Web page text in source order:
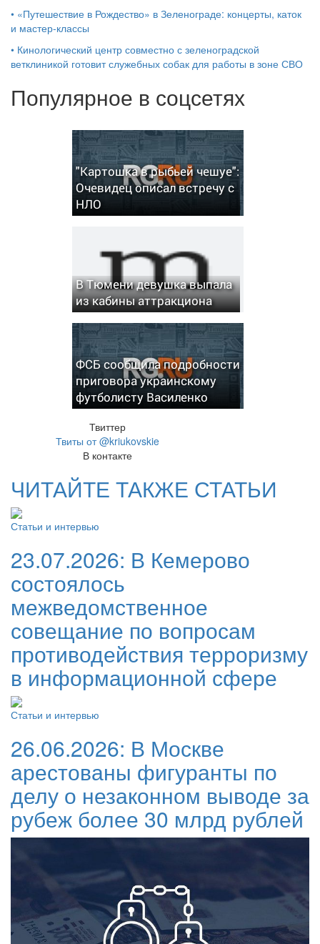
• «Путешествие в Рождество» в Зеленограде: концерты, каток
и мастер‑классы
• Кинологический центр совместно с зеленоградской
ветклиникой готовит служебных собак для работы в зоне СВО
Популярное в соцсетях
"Картошка в рыбьей чешуе":
Очевидец описал встречу с
НЛО
В Тюмени девушка выпала
из кабины аттракциона
ФСБ сообщила подробности
приговора украинскому
футболисту Василенко
Твиттер
Твиты от @kriukovskie
В контакте
ЧИТАЙТЕ ТАКЖЕ СТАТЬИ
Статьи и интервью
23.07.2026: В Кемерово
состоялось
межведомственное
совещание по вопросам
противодействия терроризму
в информационной сфере
Статьи и интервью
26.06.2026: В Москве
арестованы фигуранты по
делу о незаконном выводе за
рубеж более 30 млрд рублей